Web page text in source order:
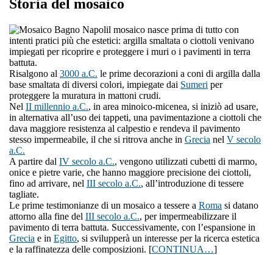
Storia del mosaico
l mosaico nasce prima di tutto con
intenti pratici più che estetici: argilla smaltata o ciottoli venivano
impiegati per ricoprire e proteggere i muri o i pavimenti in terra
battuta.
Risalgono al 3000 a.C. le prime decorazioni a coni di argilla dalla
base smaltata di diversi colori, impiegate dai Sumeri per
proteggere la muratura in mattoni crudi.
Nel II millennio a.C., in area minoico-micenea, si iniziò ad usare,
in alternativa all’uso dei tappeti, una pavimentazione a ciottoli che
dava maggiore resistenza al calpestio e rendeva il pavimento
stesso impermeabile, il che si ritrova anche in Grecia nel V secolo
a.C.
A partire dal IV secolo a.C., vengono utilizzati cubetti di marmo,
onice e pietre varie, che hanno maggiore precisione dei ciottoli,
fino ad arrivare, nel III secolo a.C., all’introduzione di tessere
tagliate.
Le prime testimonianze di un mosaico a tessere a Roma si datano
attorno alla fine del III secolo a.C., per impermeabilizzare il
pavimento di terra battuta. Successivamente, con l’espansione in
Grecia e in Egitto, si svilupperà un interesse per la ricerca estetica
e la raffinatezza delle composizioni. [CONTINUA…]